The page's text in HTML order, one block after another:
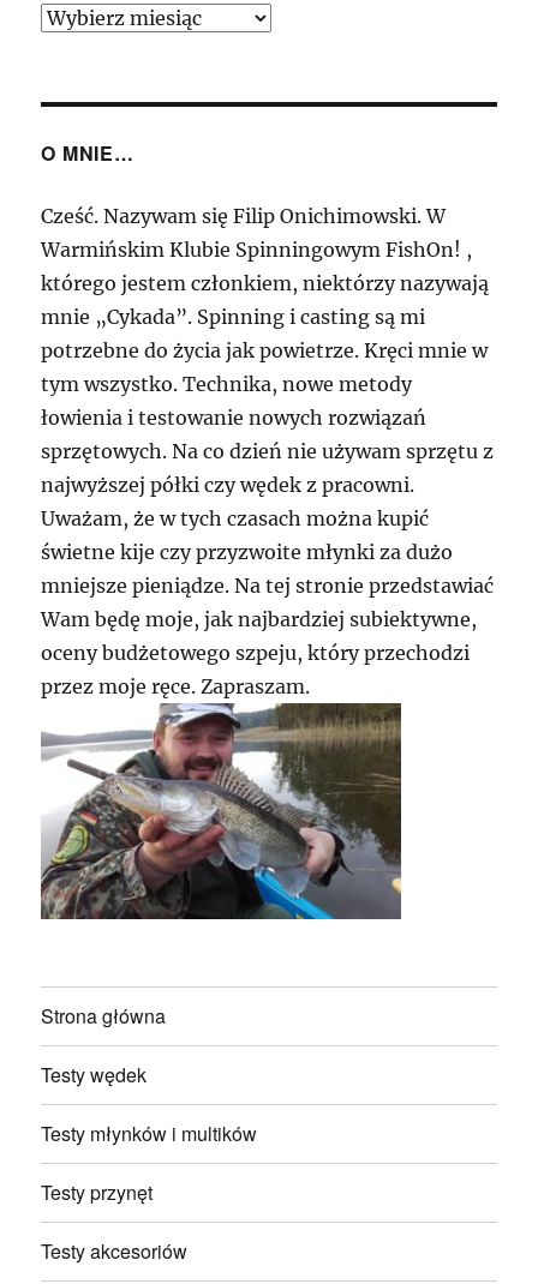
Archiwum
O MNIE…
Cześć. Nazywam się Filip Onichimowski. W
Warmińskim Klubie Spinningowym FishOn! ,
którego jestem członkiem, niektórzy nazywają
mnie „Cykada”. Spinning i casting są mi
potrzebne do życia jak powietrze. Kręci mnie w
tym wszystko. Technika, nowe metody
łowienia i testowanie nowych rozwiązań
sprzętowych. Na co dzień nie używam sprzętu z
najwyższej półki czy wędek z pracowni.
Uważam, że w tych czasach można kupić
świetne kije czy przyzwoite młynki za dużo
mniejsze pieniądze. Na tej stronie przedstawiać
Wam będę moje, jak najbardziej subiektywne,
oceny budżetowego szpeju, który przechodzi
przez moje ręce. Zapraszam.
Strona główna
Testy wędek
Testy młynków i multików
Testy przynęt
Testy akcesoriów